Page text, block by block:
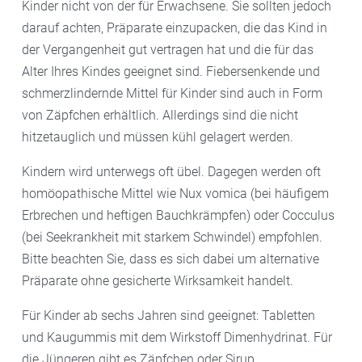
Kompressionsstrümpfe.
Kinder nicht von der für Erwachsene. Sie sollten jedoch
darauf achten, Präparate einzupacken, die das Kind in
der Vergangenheit gut vertragen hat und die für das
Alter Ihres Kindes geeignet sind. Fiebersenkende und
schmerzlindernde Mittel für Kinder sind auch in Form
von Zäpfchen erhältlich. Allerdings sind die nicht
hitzetauglich und müssen kühl gelagert werden.
Kindern wird unterwegs oft übel. Dagegen werden oft
homöopathische Mittel wie Nux vomica (bei häufigem
Erbrechen und heftigen Bauchkrämpfen) oder Cocculus
(bei Seekrankheit mit starkem Schwindel) empfohlen.
Bitte beachten Sie, dass es sich dabei um alternative
Präparate ohne gesicherte Wirksamkeit handelt.
Für Kinder ab sechs Jahren sind geeignet: Tabletten
und Kaugummis mit dem Wirkstoff Dimenhydrinat. Für